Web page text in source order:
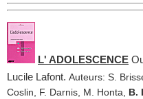
L' ADOLESCENCE
Lucile Lafont. Auteurs: S.
Coslin, F. Darnis, M. Honta, B.